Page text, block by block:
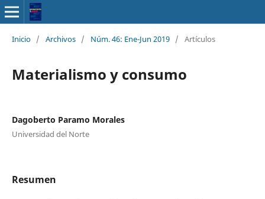
Inicio / Archivos / Núm. 46: Ene-Jun 2019 / Artículos
Materialismo y consumo
Dagoberto Paramo Morales
Universidad del Norte
Resumen